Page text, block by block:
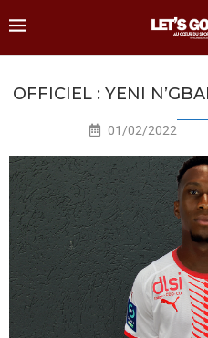
OFFICIEL : YENI
01/02/2022